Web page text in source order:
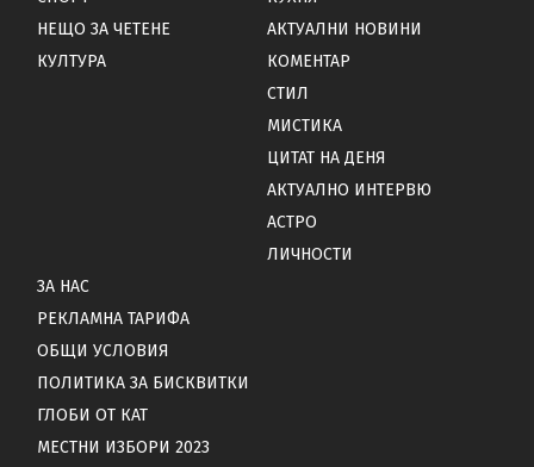
НЕЩО ЗА ЧЕТЕНЕ
КУЛТУРА
АКТУАЛНИ НОВИНИ
КОМЕНТАР
СТИЛ
МИСТИКА
ЦИТАТ НА ДЕНЯ
АКТУАЛНО ИНТЕРВЮ
АСТРО
ЛИЧНОСТИ
ЗА НАС
РЕКЛАМНА ТАРИФА
ОБЩИ УСЛОВИЯ
ПОЛИТИКА ЗА БИСКВИТКИ
ГЛОБИ ОТ КАТ
МЕСТНИ ИЗБОРИ 2023